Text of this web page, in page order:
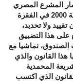
المشرع المصري
حينما نص في المادة 71 من القانون رقم 1 لسنة 2000 في الفقرة
ولا تحديد،
على هذا التضييق
تماشيا مع
هذا القانون والذي
المحمدية
الذي اكتسب